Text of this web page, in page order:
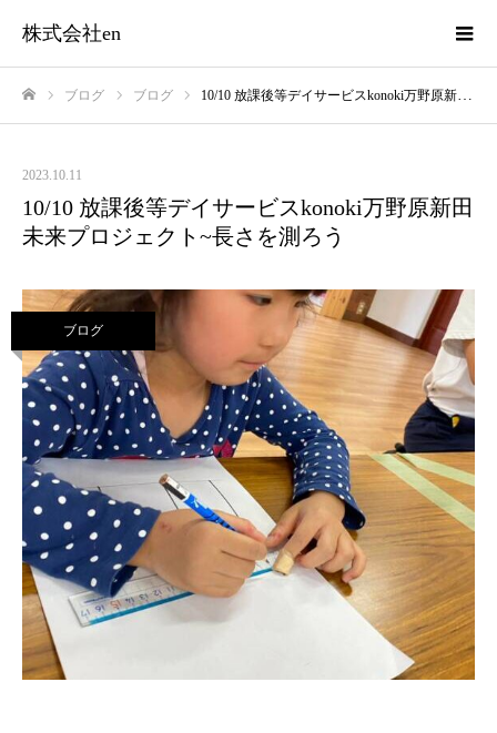
株式会社en
ブログ ブログ 10/10 放課後等デイサービスkonoki万野原新田 未来プロジェクト~長さを測ろう
2023.10.11
10/10 放課後等デイサービスkonoki万野原新田
未来プロジェクト~長さを測ろう
ブログ